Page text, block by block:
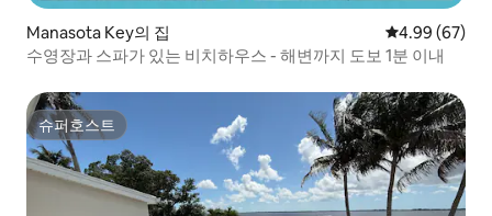
Manasota Key의 집 평점 4.99점(5
4.99 (67)
수영장과 스파가 있는 비치하우스 - 해변까지 도보 1분 이내
슈퍼호스트
슈퍼호스트